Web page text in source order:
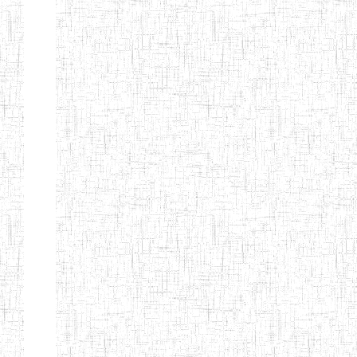
Début Préc. 1 2 3 4 5
6
Suivant
Fin
Etablissements
d'enseignement
secondaire
technique
et
professionnel